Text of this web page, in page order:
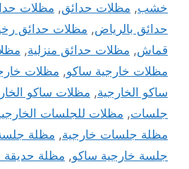
خشب, مظلات حدائق, مظلات
حدائق بالرياض, مظلات حدائق
قماش, مظلات حدائق منزلية,
مظلات خارجية ساكو, مظلات
ساكو الخارجية, مظلات ساكو
جلسات, مظلات للجلسات
مظلة جلسات خارجية, مظلة
جلسة خارجية ساكو, مظلة حديقة